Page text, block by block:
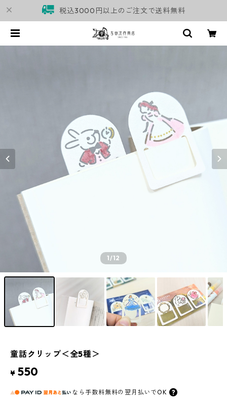
税込3000円以上のご注文で送料無料
1/12
童話クリップ＜全5種＞
¥ 550
なら 手数料無料の 翌月払いでOK